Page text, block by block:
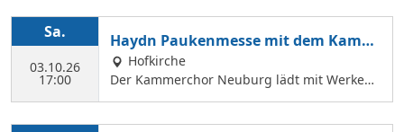
Sa.
03.10.26
17:00
Haydn Paukenmesse mit dem Kamm
erchor
Hofkirche
Der Kammerchor Neuburg lädt mit Werken
von Josef Haydn zum Konzert in der Hofkirch